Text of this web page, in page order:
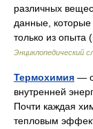
различных
данные,
только из опыта
Энциклопедический
Термохимия —
внутренней
Почти каждая
тепловым